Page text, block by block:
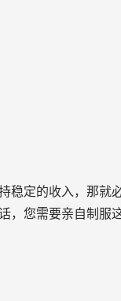
稳定的收入，那就
，您需要亲自制服